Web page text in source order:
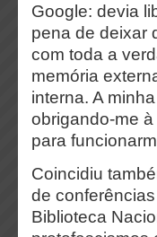
Google: devia
pena de deixar
com toda a
memória
interna. A minha
obrigando-me
para
Coincidiu
de
Biblioteca